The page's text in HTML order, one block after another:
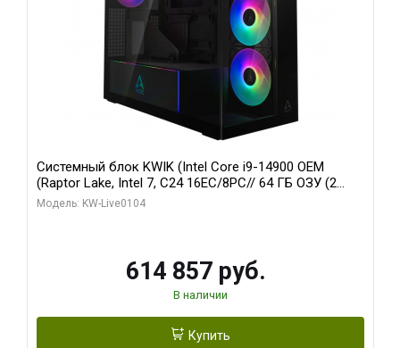
Системный блок KWIK (Intel Core i9-14900 OEM
(Raptor Lake, Intel 7, C24 16EC/8PC// 64 ГБ ОЗУ (2
модуля)/ Afox RTX4090 24GB GDDR6X 384-Bit 3xDP
Модель: KW-Live0104
614 857 руб.
В наличии
Купить